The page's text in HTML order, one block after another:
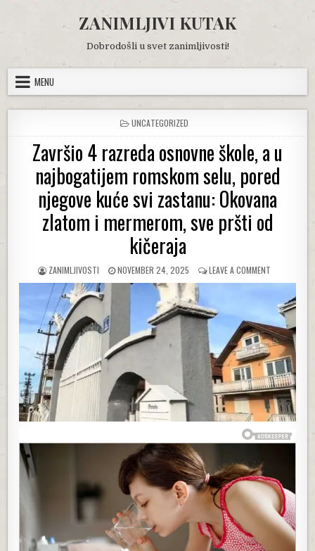
content
ZANIMLJIVI KUTAK
Dobrodošli u svet zanimljivosti!
MENU
POSTED
IN
UNCATEGORIZED
Završio 4 razreda osnovne škole, a u
najbogatijem romskom selu, pored
njegove kuće svi zastanu: Okovana
zlatom i mermerom, sve pršti od
kičeraja
AUTHOR:
ZANIMLJIVOSTI
PUBLISHED
DATE:
NOVEMBER 24, 2025 LEAVE A COMMENTON
ZAVRŠIO
RAZREDA
OSNOVNE
ŠKOLE,
A
U
ROMSKOM
SELU,
PORED
NJEGOVE
KUĆE
SVI
I
MERMEROM,
SVE
PRŠTI
OD
KIČERAJA